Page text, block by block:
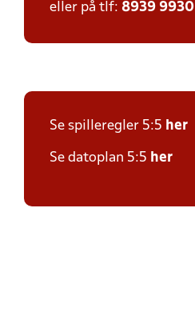
eller på tlf: 8939 9930
Se spilleregler 5:5 her
Se datoplan 5:5 her